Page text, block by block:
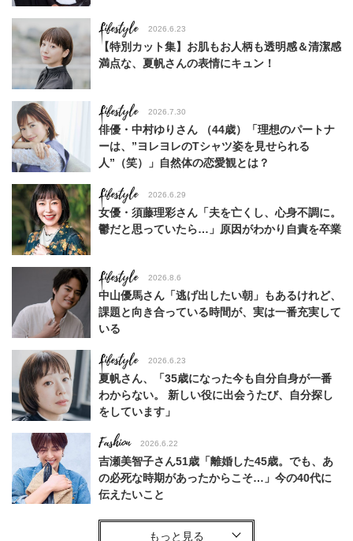
Lifestyle 2026.6.23
【特別カット集】お肌もお人柄も透明感＆清潔感
満点な、夏帆さんの表情にキュン！
Lifestyle 2026.7.30
俳優・中村ゆりさん （44歳）「理想のパートナ
ーは、”ヨレヨレのTシャツ姿を見せられる
人”（笑）」自然体の恋愛観とは？
Lifestyle 2026.6.29
女優・須藤理彩さん「夫を亡くし、心身不調に。
鬱だと思っていたら…」原因がわかり自責を卒業
Lifestyle 2026.8.6
中山優馬さん「逃げ出したい朝」もあるけれど、
課題と向き合っている時間が、実は一番充実して
いる
Lifestyle 2026.6.23
夏帆さん、「35歳になった今も自分自身が一番
わからない。 新しい役に出会うたび、自分探し
をしています」
Fashion 2026.6.22
吉瀬美智子さん51歳「離婚した45歳。でも、あ
の必死な時期があったからこそ…」今の40代に
伝えたいこと
Fashion